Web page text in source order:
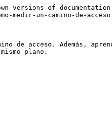
versions of
medir-un-camino-de-
de acceso. Además,
plano.